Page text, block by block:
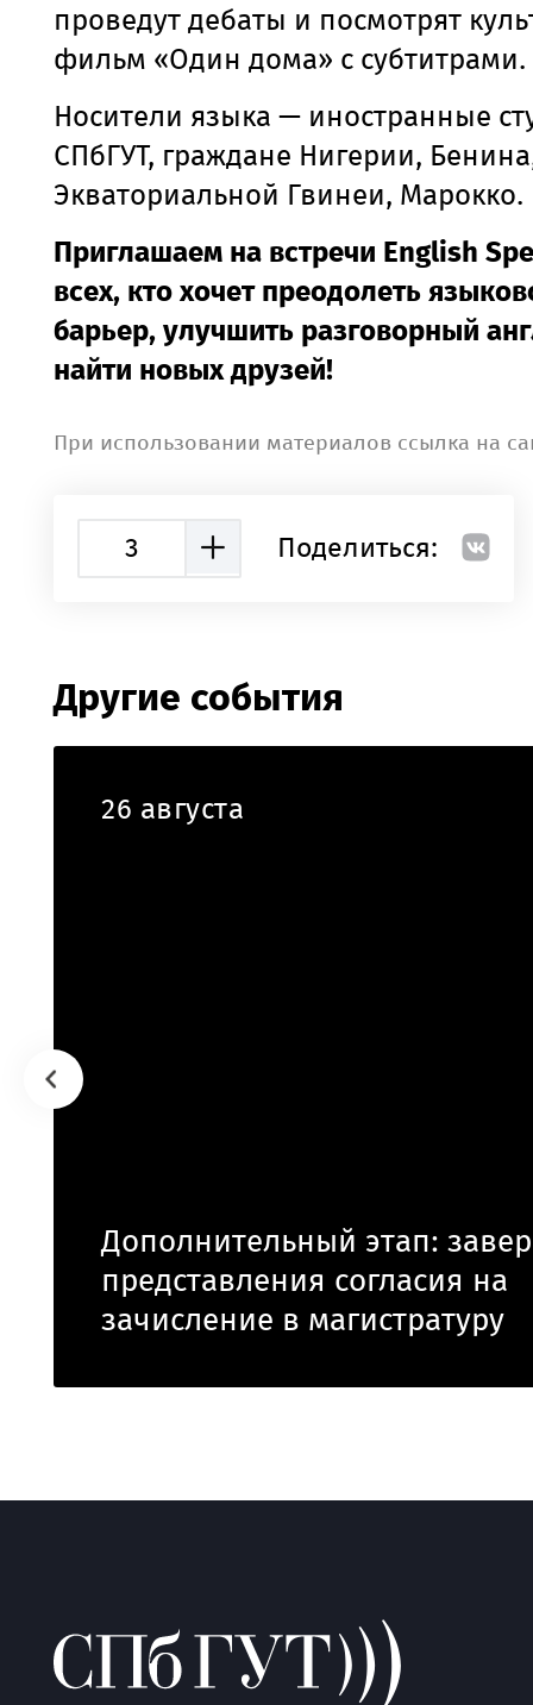
проведут дебаты и посмотрят
фильм «Один дома» с субтитрами.
Носители языка — иностранные
СПбГУТ, граждане Нигерии,
Экваториальной Гвинеи, Марокко.
Приглашаем на встречи English
всех, кто хочет преодолеть
барьер, улучшить разговорный
найти новых друзей!
При использовании материалов ссылка на
3 Поделиться:
Другие события
26 августа
Дополнительный этап:
представления согласия на
зачисление в магистратуру